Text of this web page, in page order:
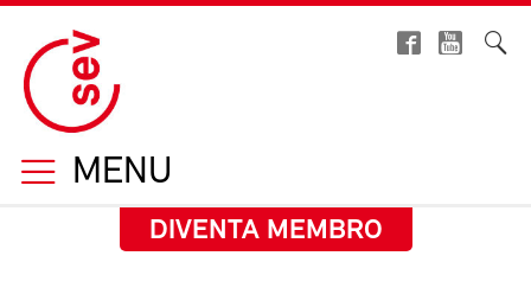
MENU
DIVENTA MEMBRO